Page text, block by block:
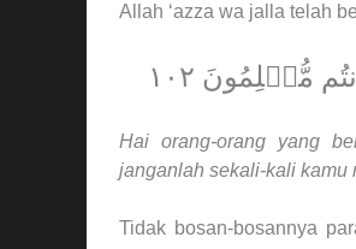
Allah ‘azza wa jalla telah
مُّسۡلِمُونَ ١٠٢
Hai orang-orang yang
janganlah sekali-kali kamu
Tidak bosan-bosannya